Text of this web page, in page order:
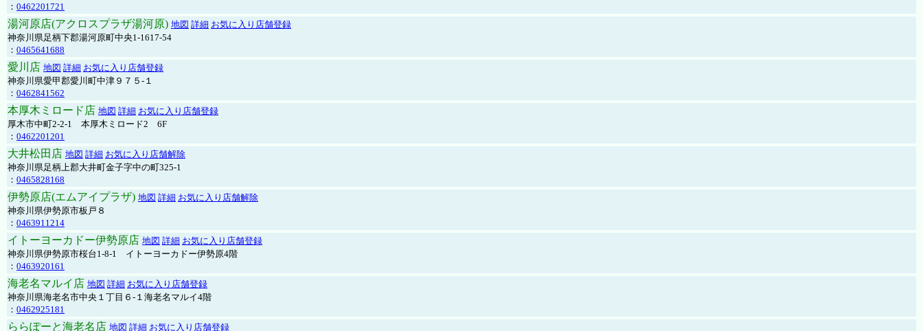
： 0462201721
湯河原店(アクロスプラザ湯河原) 地図 詳細 お気に入り店舗登録
神奈川県足柄下郡湯河原町中央1-1617-54
： 0465641688
愛川店 地図 詳細 お気に入り店舗登録
神奈川県愛甲郡愛川町中津９７５-１
： 0462841562
本厚木ミロード店 地図 詳細 お気に入り店舗登録
厚木市中町2-2-1 本厚木ミロード2 6F
： 0462201201
大井松田店 地図 詳細 お気に入り店舗解除
神奈川県足柄上郡大井町金子字中の町325-1
： 0465828168
伊勢原店(エムアイプラザ) 地図 詳細 お気に入り店舗解除
神奈川県伊勢原市板戸８
： 0463911214
イトーヨーカドー伊勢原店 地図 詳細 お気に入り店舗登録
神奈川県伊勢原市桜台1-8-1 イトーヨーカドー伊勢原4階
： 0463920161
海老名マルイ店 地図 詳細 お気に入り店舗登録
神奈川県海老名市中央１丁目６-１海老名マルイ4階
： 0462925181
ららぽーと海老名店 地図 詳細 お気に入り店舗登録